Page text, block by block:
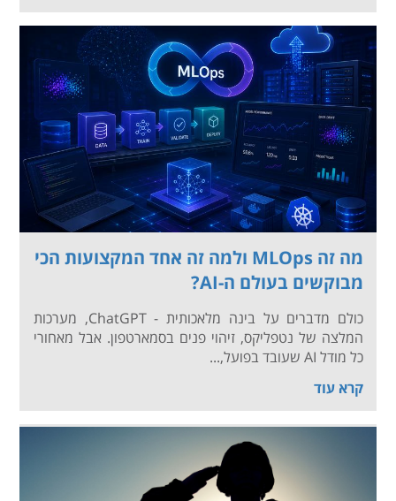
מה זה MLOps ולמה זה אחד המקצועות הכי
מבוקשים בעולם ה-AI?
כולם מדברים על בינה מלאכותית - ChatGPT, מערכות
המלצה של נטפליקס, זיהוי פנים בסמארטפון. אבל מאחורי
כל מודל AI שעובד בפועל,...
קרא עוד